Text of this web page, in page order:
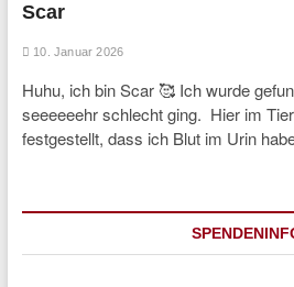
Scar
10. Januar 2026
Huhu, ich bin Scar 🥰 Ich wurde
seeeeeehr schlecht ging. Hier im
festgestellt, dass ich Blut im Urin